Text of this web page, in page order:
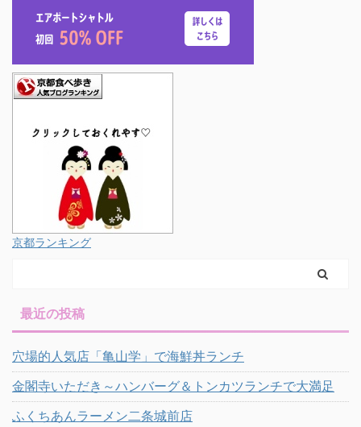
京都ランキング
最近の投稿
穴場的人気店「亀山学」で海鮮丼ランチ
金閣寺いただき～ハンバーグ＆トンカツランチで大満足
ふくちあんラーメン二条城前店